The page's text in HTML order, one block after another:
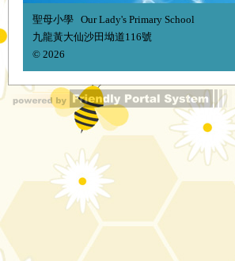
聖母小學 Our Lady's Primary School
九龍黃大仙沙田坳道116號
© 2026